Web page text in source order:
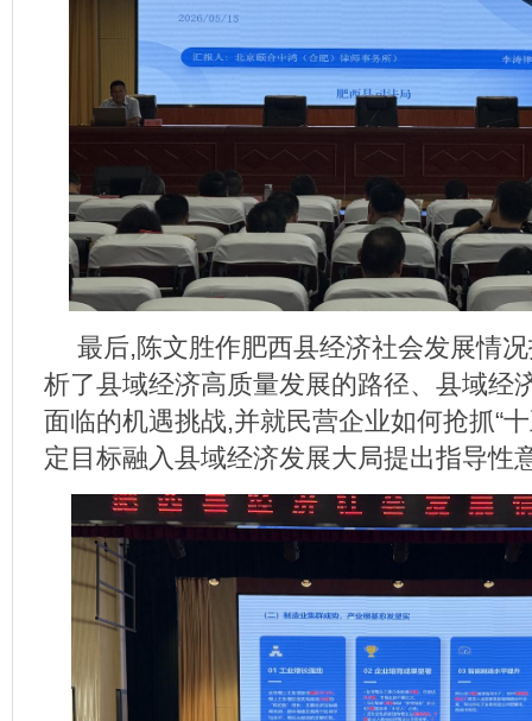
最后,陈文胜作肥西县经济社会发展情
析了县域经济高质量发展的路径、县域经
面临的机遇挑战,并就民营企业如何抢抓“
定目标融入县域经济发展大局提出指导性